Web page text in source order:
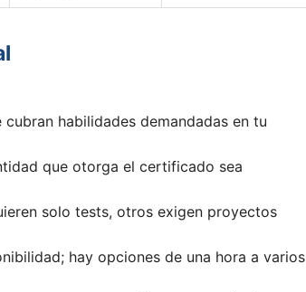
habilidades demandadas en tu
que otorga el certificado sea
solo tests, otros exigen proyectos
hay opciones de una hora a varios